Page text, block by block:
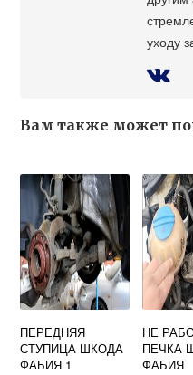
уходу
Вам также может
ПЕРЕДНЯЯ
СТУПИЦА ШКОДА
ФАБИЯ 1
НЕ
ПЕЧКА
ФАБИЯ